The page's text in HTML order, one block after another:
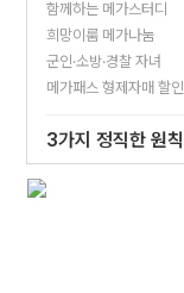
함께하는 메가스터디
희망이룸 메가나눔
군인·소방·경찰 자녀
메가패스 형제자매 할인
3가지 정직한 원칙